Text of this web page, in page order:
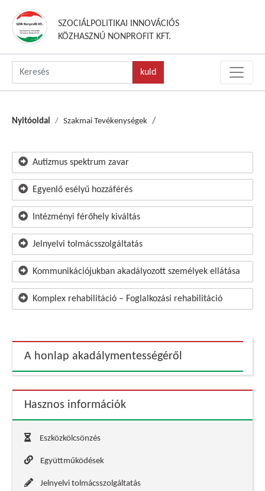
SZOCIÁLPOLITIKAI INNOVÁCIÓS
KÖZHASZNÚ NONPROFIT KFT.
Nyitóoldal Szakmai Tevékenységek
Autizmus spektrum zavar
Egyenlő esélyű hozzáférés
Intézményi férőhely kiváltás
Jelnyelvi tolmácsszolgáltatás
Kommunikációjukban akadályozott személyek ellátása
Komplex rehabilitáció – Foglalkozási rehabilitáció
A honlap akadálymentességéről
Hasznos információk
Eszközkölcsönzés
Együttműködések
Jelnyelvi tolmácsszolgáltatás